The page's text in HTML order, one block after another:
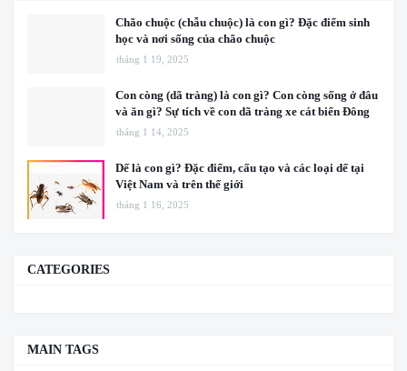
Chão chuộc (chẫu chuộc) là con gì? Đặc điểm sinh
học và nơi sống của chão chuộc
tháng 1 19, 2025
Con còng (dã tràng) là con gì? Con còng sống ở đâu
và ăn gì? Sự tích về con dã tràng xe cát biển Đông
tháng 1 14, 2025
Dế là con gì? Đặc điểm, cấu tạo và các loại dế tại
Việt Nam và trên thế giới
tháng 1 16, 2025
CATEGORIES
MAIN TAGS